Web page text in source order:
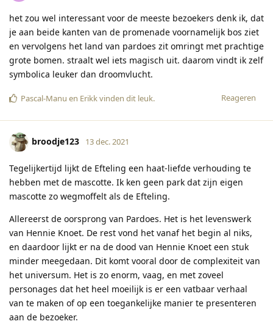
het zou wel interessant voor de meeste bezoekers denk ik, dat
je aan beide kanten van de promenade voornamelijk bos ziet
en vervolgens het land van pardoes zit omringt met prachtige
grote bomen. straalt wel iets magisch uit. daarom vindt ik zelf
symbolica leuker dan droomvlucht.
Reageren
Pascal-Manu en Erikkvinden dit leuk.
broodje123 13 dec. 2021
Tegelijkertijd lijkt de Efteling een haat-liefde verhouding te
hebben met de mascotte. Ik ken geen park dat zijn eigen
mascotte zo wegmoffelt als de Efteling.
Allereerst de oorsprong van Pardoes. Het is het levenswerk
van Hennie Knoet. De rest vond het vanaf het begin al niks,
en daardoor lijkt er na de dood van Hennie Knoet een stuk
minder meegedaan. Dit komt vooral door de complexiteit van
het universum. Het is zo enorm, vaag, en met zoveel
personages dat het heel moeilijk is er een vatbaar verhaal
van te maken of op een toegankelijke manier te presenteren
aan de bezoeker.